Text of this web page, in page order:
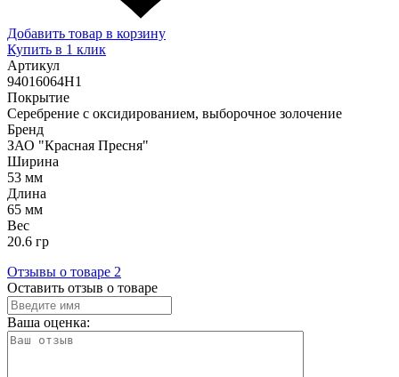
Добавить товар в корзину
Купить в 1 клик
Артикул
94016064Н1
Покрытие
Серебрение с оксидированием, выборочное золочение
Бренд
ЗАО "Красная Пресня"
Ширина
53 мм
Длина
65 мм
Вес
20.6 гр
Отзывы о товаре 2
Оставить отзыв о товаре
Ваша оценка: